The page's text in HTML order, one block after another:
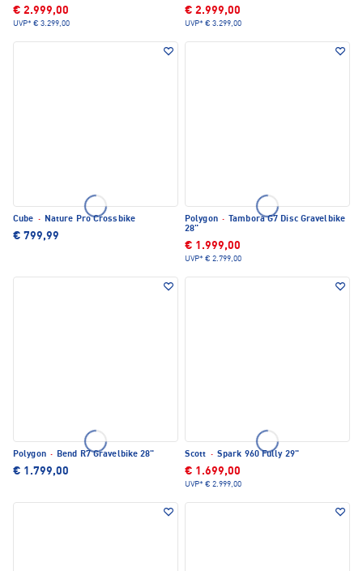
€ 2.999,00
UVP* € 3.299,00
€ 2.999,00
UVP* € 3.299,00
Cube · Nature Pro Crossbike
€ 799,99
Polygon ·
Tambora G7 Disc Gravelbike
28"
€ 1.999,00
UVP* € 2.799,00
Polygon · Bend R7 Gravelbike 28"
€ 1.799,00
Scott · Spark 960 Fully 29"
€ 1.699,00
UVP* € 2.999,00